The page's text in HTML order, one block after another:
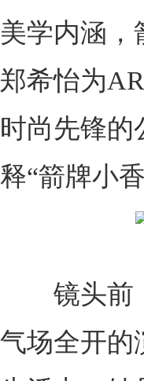
美学内涵，
郑希怡为
时尚先锋的
释“箭牌小
镜头前，
气场全开的